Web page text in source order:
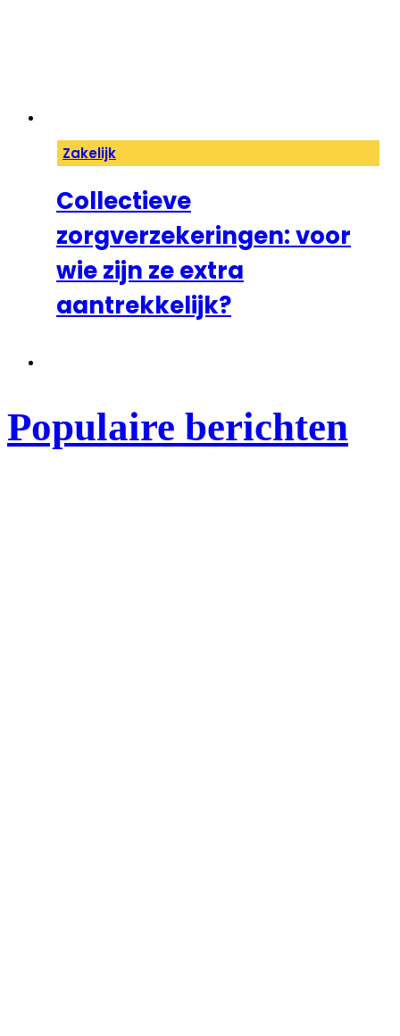
Zakelijk
Collectieve
zorgverzekeringen: voor
wie zijn ze extra
aantrekkelijk?
Populaire berichten